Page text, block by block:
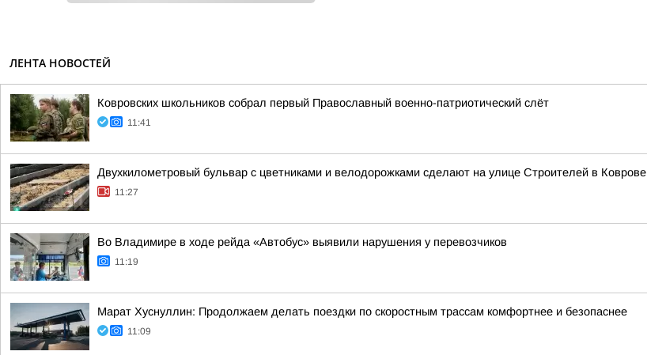
ЛЕНТА НОВОСТЕЙ
Ковровских школьников собрал первый Православный военно-патриотический слёт
11:41
Двухкилометровый бульвар с цветниками и велодорожками сделают на улице Строителей в Коврове
11:27
Во Владимире в ходе рейда «Автобус» выявили нарушения у перевозчиков
11:19
Марат Хуснуллин: Продолжаем делать поездки по скоростным трассам комфортнее и безопаснее
11:09